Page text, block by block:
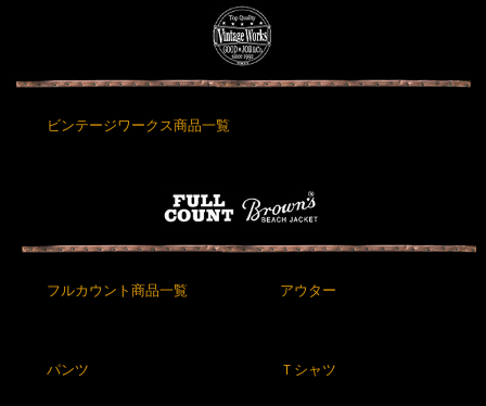
ビンテージワークス商品一覧
フルカウント商品一覧 アウター
パンツ Ｔシャツ